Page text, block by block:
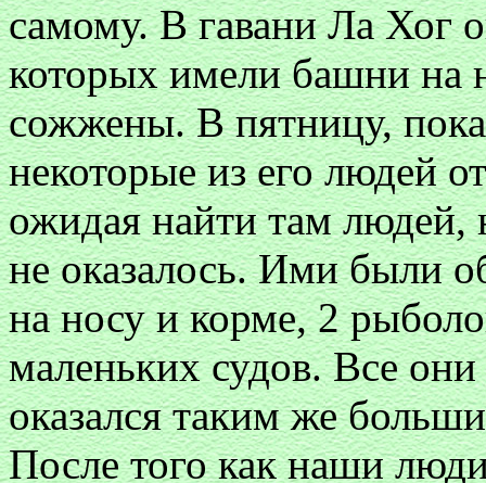
самому. В гавани Ла Хог
которых имели башни на
сожжены. В пятницу,
некоторые из его людей
ожидая найти там
не оказалось. Ими были
на носу и корме, 2
маленьких судов. Все
оказался таким же
После того как наши